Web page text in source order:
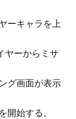
ーキャラを上
ヤーからミサ
グ画面が表示
始する。